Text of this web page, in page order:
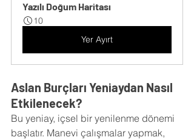
Yazılı Doğum Haritası
10
Yer Ayırt
Aslan Burçları Yeniaydan Nasıl
Etkilenecek?
Bu yeniay, içsel bir yenilenme dönemi
başlatır. Manevi çalışmalar yapmak,